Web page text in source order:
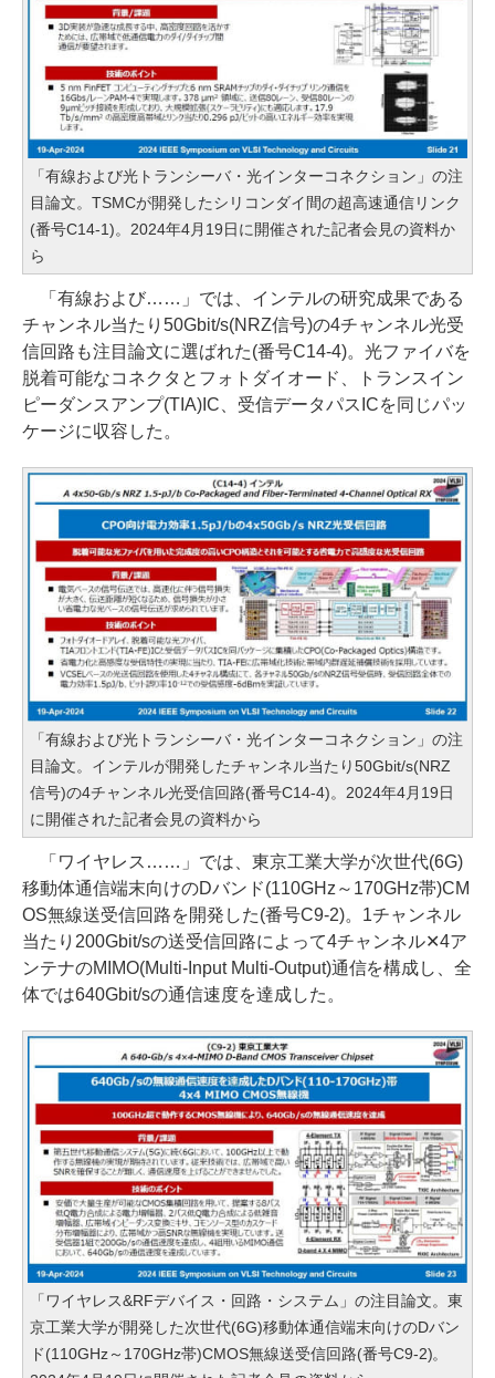
「有線および光トランシーバ・光インターコネクション」の注
目論文。TSMCが開発したシリコンダイ間の超高速通信リンク
(番号C14-1)。2024年4月19日に開催された記者会見の資料か
ら
「有線および……」では、インテルの研究成果である
チャンネル当たり50Gbit/s(NRZ信号)の4チャンネル光受
信回路も注目論文に選ばれた(番号C14-4)。光ファイバを
脱着可能なコネクタとフォトダイオード、トランスイン
ピーダンスアンプ(TIA)IC、受信データパスICを同じパッ
ケージに収容した。
「有線および光トランシーバ・光インターコネクション」の注
目論文。インテルが開発したチャンネル当たり50Gbit/s(NRZ
信号)の4チャンネル光受信回路(番号C14-4)。2024年4月19日
に開催された記者会見の資料から
「ワイヤレス……」では、東京工業大学が次世代(6G)
移動体通信端末向けのDバンド(110GHz～170GHz帯)CM
OS無線送受信回路を開発した(番号C9-2)。1チャンネル
当たり200Gbit/sの送受信回路によって4チャンネル✕4ア
ンテナのMIMO(Multi-Input Multi-Output)通信を構成し、全
体では640Gbit/sの通信速度を達成した。
「ワイヤレス&RFデバイス・回路・システム」の注目論文。東
京工業大学が開発した次世代(6G)移動体通信端末向けのDバン
ド(110GHz～170GHz帯)CMOS無線送受信回路(番号C9-2)。